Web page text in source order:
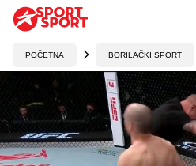
POČETNA BORILAČKI SPORT